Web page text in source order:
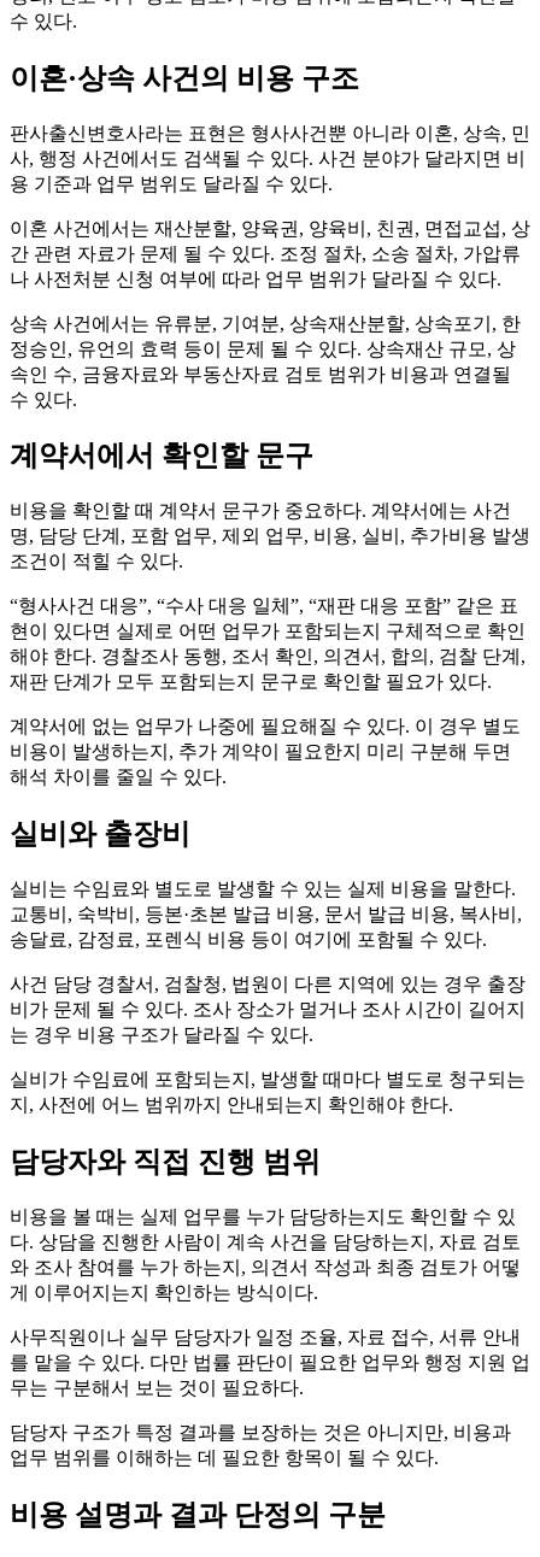
수 있다.
이혼·상속 사건의 비용 구조
판사출신변호사라는 표현은 형사사건뿐 아니라 이혼, 상속, 민
사, 행정 사건에서도 검색될 수 있다. 사건 분야가 달라지면 비
용 기준과 업무 범위도 달라질 수 있다.
이혼 사건에서는 재산분할, 양육권, 양육비, 친권, 면접교섭, 상
간 관련 자료가 문제 될 수 있다. 조정 절차, 소송 절차, 가압류
나 사전처분 신청 여부에 따라 업무 범위가 달라질 수 있다.
상속 사건에서는 유류분, 기여분, 상속재산분할, 상속포기, 한
정승인, 유언의 효력 등이 문제 될 수 있다. 상속재산 규모, 상
속인 수, 금융자료와 부동산자료 검토 범위가 비용과 연결될
수 있다.
계약서에서 확인할 문구
비용을 확인할 때 계약서 문구가 중요하다. 계약서에는 사건
명, 담당 단계, 포함 업무, 제외 업무, 비용, 실비, 추가비용 발생
조건이 적힐 수 있다.
“형사사건 대응”, “수사 대응 일체”, “재판 대응 포함” 같은 표
현이 있다면 실제로 어떤 업무가 포함되는지 구체적으로 확인
해야 한다. 경찰조사 동행, 조서 확인, 의견서, 합의, 검찰 단계,
재판 단계가 모두 포함되는지 문구로 확인할 필요가 있다.
계약서에 없는 업무가 나중에 필요해질 수 있다. 이 경우 별도
비용이 발생하는지, 추가 계약이 필요한지 미리 구분해 두면
해석 차이를 줄일 수 있다.
실비와 출장비
실비는 수임료와 별도로 발생할 수 있는 실제 비용을 말한다.
교통비, 숙박비, 등본·초본 발급 비용, 문서 발급 비용, 복사비,
송달료, 감정료, 포렌식 비용 등이 여기에 포함될 수 있다.
사건 담당 경찰서, 검찰청, 법원이 다른 지역에 있는 경우 출장
비가 문제 될 수 있다. 조사 장소가 멀거나 조사 시간이 길어지
는 경우 비용 구조가 달라질 수 있다.
실비가 수임료에 포함되는지, 발생할 때마다 별도로 청구되는
지, 사전에 어느 범위까지 안내되는지 확인해야 한다.
담당자와 직접 진행 범위
비용을 볼 때는 실제 업무를 누가 담당하는지도 확인할 수 있
다. 상담을 진행한 사람이 계속 사건을 담당하는지, 자료 검토
와 조사 참여를 누가 하는지, 의견서 작성과 최종 검토가 어떻
게 이루어지는지 확인하는 방식이다.
사무직원이나 실무 담당자가 일정 조율, 자료 접수, 서류 안내
를 맡을 수 있다. 다만 법률 판단이 필요한 업무와 행정 지원 업
무는 구분해서 보는 것이 필요하다.
담당자 구조가 특정 결과를 보장하는 것은 아니지만, 비용과
업무 범위를 이해하는 데 필요한 항목이 될 수 있다.
비용 설명과 결과 단정의 구분